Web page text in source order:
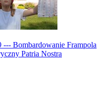
Bombardowanie Frampola
Patria Nostra